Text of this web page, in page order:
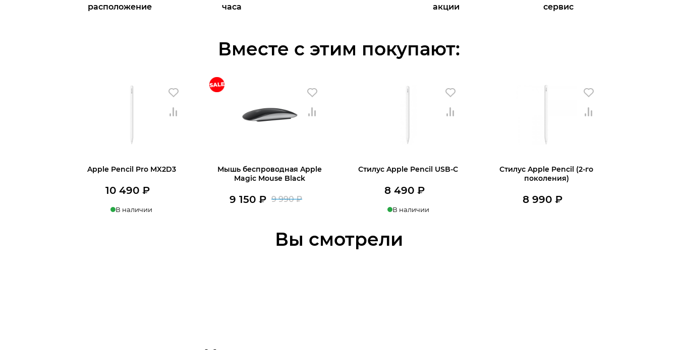
расположение
часа
акции
сервис
Вместе с этим покупают:
Apple Pencil Pro MX2D3
10 490₽
В наличии
Мышь беспроводная Apple
Magic Mouse Black
9 990₽
Первоначальная
составляла
9 150₽
9
Стилус Apple Pencil USB-C
8 490 ₽
В наличии
Стилус Apple Pencil (2-го
поколения)
8 990₽
Вы смотрели